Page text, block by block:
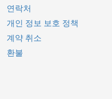
연락처
개인 정보 보호 정책
계약 취소
환불